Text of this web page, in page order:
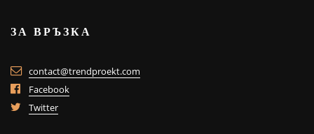
ЗА ВРЪЗКА
contact@trendproekt.com
Facebook
Twitter